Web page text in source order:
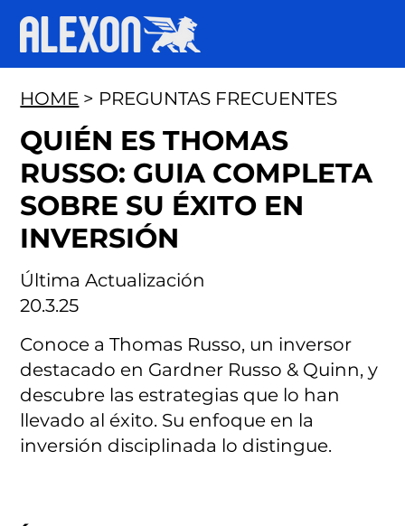
Última Actualización
20.3.25
HOME > PREGUNTAS FRECUENTES
QUIÉN ES THOMAS
RUSSO: GUIA COMPLETA
SOBRE SU ÉXITO EN
INVERSIÓN
Conoce a Thomas Russo, un inversor
destacado en Gardner Russo & Quinn, y
descubre las estrategias que lo han
llevado al éxito. Su enfoque en la
inversión disciplinada lo distingue.